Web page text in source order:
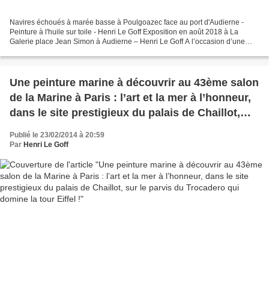
Navires échoués à marée basse à Poulgoazec face au port d'Audierne -
Peinture à l'huile sur toile - Henri Le Goff Exposition en août 2018 à La
Galerie place Jean Simon à Audierne – Henri Le Goff A l’occasion d’une
Une peinture marine à découvrir au 43ème salon
de la Marine à Paris : l’art et la mer à l’honneur,
dans le site prestigieux du palais de Chaillot,
Eiffel !
Publié le 23/02/2014 à 20:59
Par Henri Le Goff